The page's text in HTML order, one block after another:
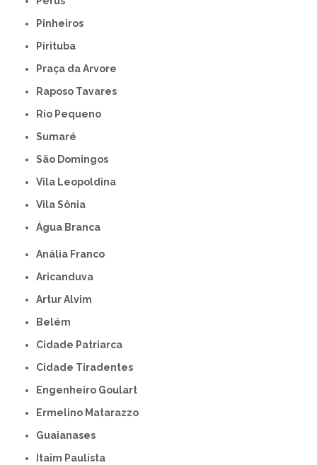
Pinheiros
Pirituba
Praça da Arvore
Raposo Tavares
Rio Pequeno
Sumaré
São Domingos
Vila Leopoldina
Vila Sônia
Água Branca
Anália Franco
Aricanduva
Artur Alvim
Belém
Cidade Patriarca
Cidade Tiradentes
Engenheiro Goulart
Ermelino Matarazzo
Guaianases
Itaim Paulista